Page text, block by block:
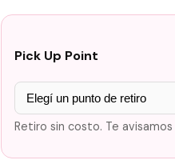
Pick Up Point
Retiro sin costo. Te